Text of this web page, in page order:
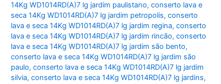
14Kg WD1014RD(A)7 lg jardim paulistano,conserto lava e
seca 14Kg WD1014RD(A)7 lg jardim petropolis,conserto
lava e seca 14Kg WD1014RD(A)7 lg jardim regina,conserto
lava e seca 14Kg WD1014RD(A)7 lg jardim rincão,conserto
lava e seca 14Kg WD1014RD(A)7 lg jardim são bento,
conserto lava e seca 14Kg WD1014RD(A)7 lg jardim são
paulo,conserto lava e seca 14Kg WD1014RD(A)7 lg jardim
silvia,conserto lava e seca 14Kg WD1014RD(A)7 lg jardins,